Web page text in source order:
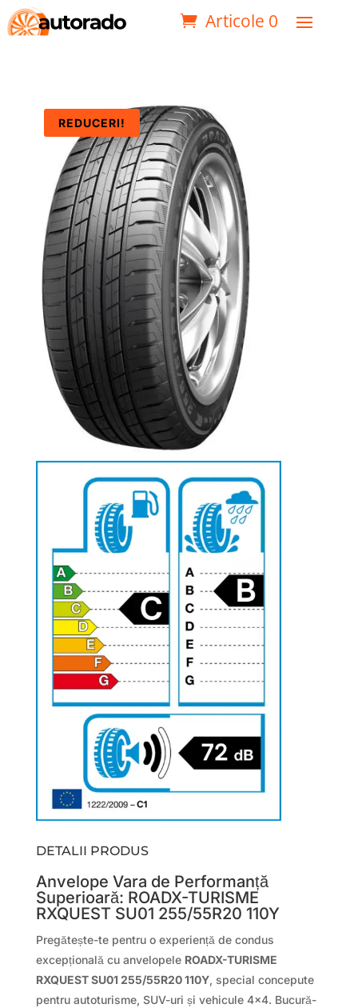
Articole 0
REDUCERI!
DETALII PRODUS
Anvelope Vara de Performanță
Superioară: ROADX-TURISME
RXQUEST SU01 255/55R20 110Y
Pregătește-te pentru o experiență de condus
excepțională cu anvelopele ROADX-TURISME
RXQUEST SU01 255/55R20 110Y, special concepute
pentru autoturisme, SUV-uri și vehicule 4×4. Bucură-